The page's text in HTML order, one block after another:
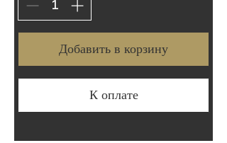
Добавить в корзину
К оплате